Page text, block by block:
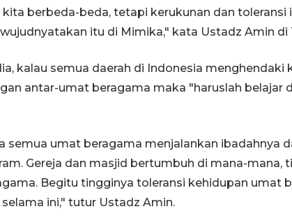
berbeda-beda, tetapi kerukunan dan toleransi
itu di Mimika," kata Ustadz Amin di
kalau semua daerah di Indonesia menghendaki
antar-umat beragama maka "haruslah belajar
semua umat beragama menjalankan ibadahnya
Gereja dan masjid bertumbuh di mana-mana,
Begitu tingginya toleransi kehidupan umat
ini," tutur Ustadz Amin.